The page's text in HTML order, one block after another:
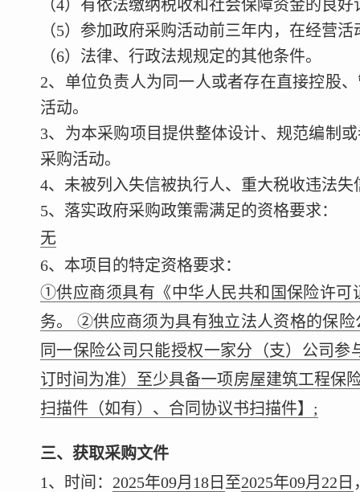
（4）有依法缴纳税收和社会保障资金的良好
（5）参加政府采购活动前三年内，在经营
（6）法律、行政法规规定的其他条件。
2、单位负责人为同一人或者存在直接控股
活动。
3、为本采购项目提供整体设计、规范编制
采购活动。
4、未被列入失信被执行人、重大税收违法
5、落实政府采购政策需满足的资格要求：
无
6、本项目的特定资格要求：
①供应商须具有《中华人民共和国保险许可
务。 ②供应商须为具有独立法人资格的保
同一保险公司只能授权一家分（支）公司
订时间为准）至少具备一项房屋建筑工程保
扫描件（如有）、合同协议书扫描件】;
三、获取采购文件
1、时间： 2025年09月18日 至2025年09月22日